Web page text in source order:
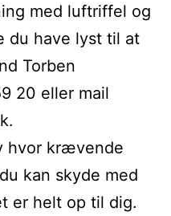
med luftriffel og
du have lyst til at
Torben
20 eller mail
hvor krævende
kan skyde med
er helt op til dig.